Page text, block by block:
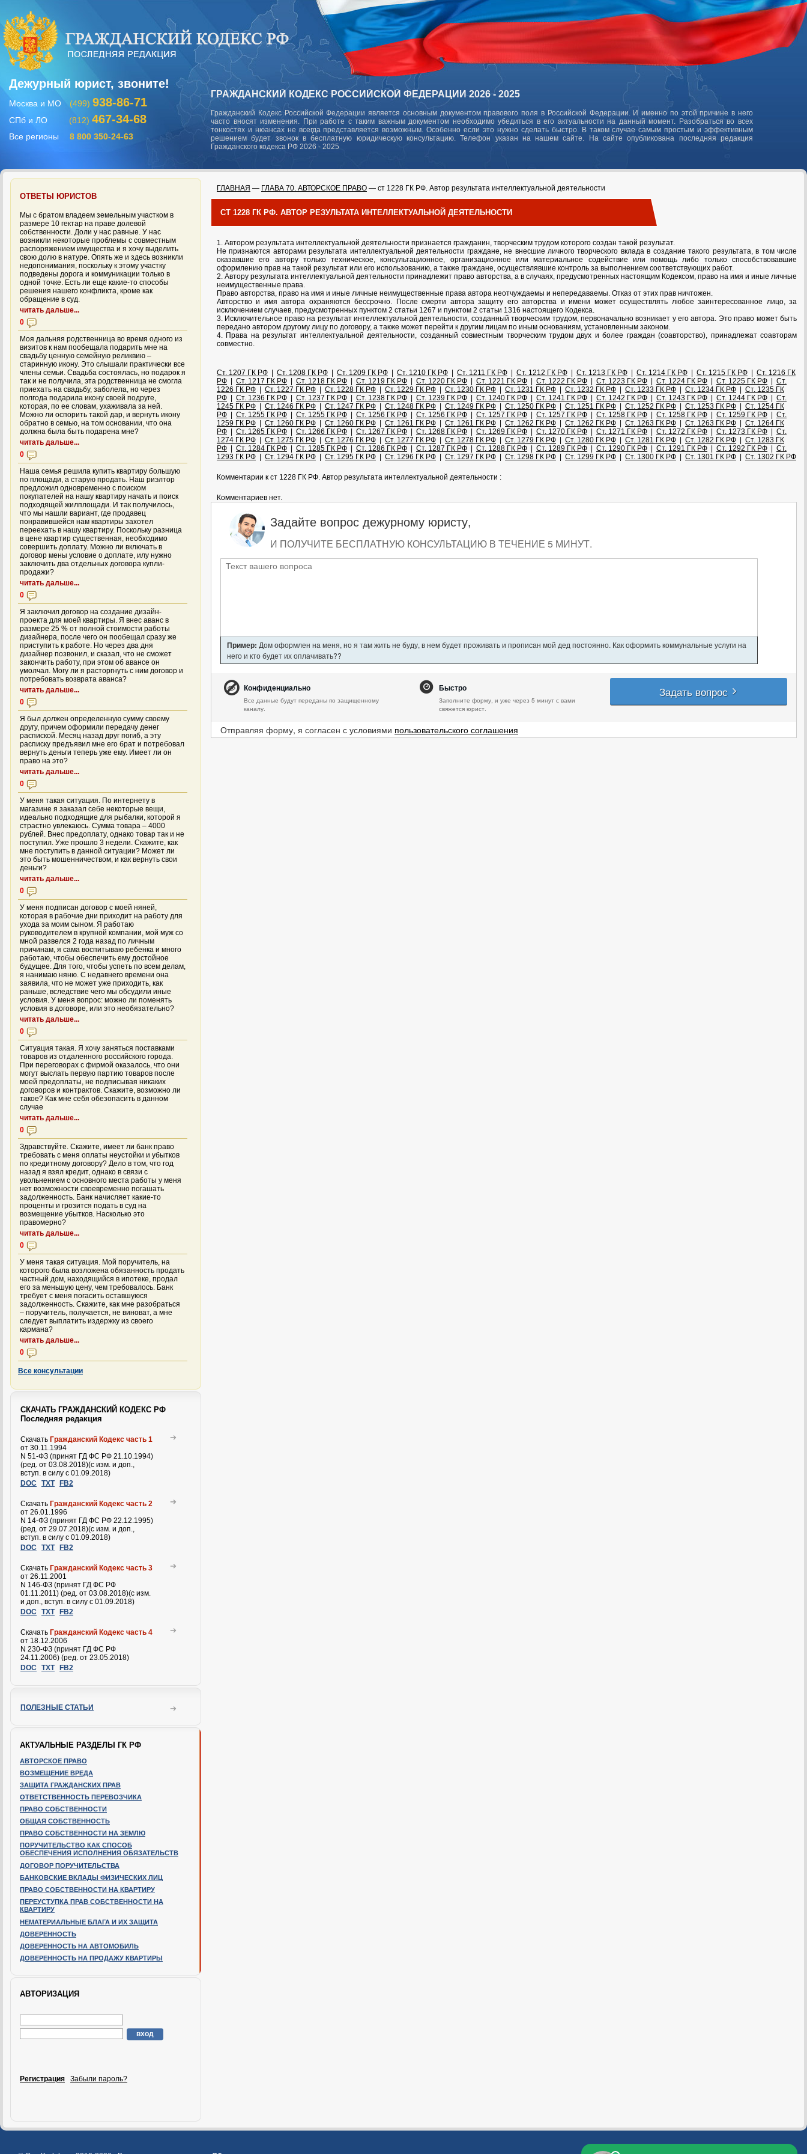
Дежурный юрист, звоните!
Москва и МО (499) 938-86-71
СПб и ЛО (812) 467-34-68
Все регионы 8 800 350-24-63
ГРАЖДАНСКИЙ КОДЕКС РОССИЙСКОЙ ФЕДЕРАЦИИ 2026 - 2025
Гражданский Кодекс Российской Федерации является основным документом правового поля в Российской Федерации. И именно по этой причине в него
часто вносят изменения. При работе с таким важным документом необходимо убедиться в его актуальности на данный момент. Разобраться во всех
тонкостях и нюансах не всегда представляется возможным. Особенно если это нужно сделать быстро. В таком случае самым простым и эффективным
решением будет звонок в бесплатную юридическую консультацию. Телефон указан на нашем сайте. На сайте опубликована последняя редакция
Гражданского кодекса РФ 2026 - 2025
ГЛАВНАЯ — ГЛАВА 70. АВТОРСКОЕ ПРАВО — ст 1228 ГК РФ. Автор результата интеллектуальной деятельности
СТ 1228 ГК РФ. АВТОР РЕЗУЛЬТАТА ИНТЕЛЛЕКТУАЛЬНОЙ ДЕЯТЕЛЬНОСТИ
1. Автором результата интеллектуальной деятельности признается гражданин, творческим трудом которого создан такой результат.
Не признаются авторами результата интеллектуальной деятельности граждане, не внесшие личного творческого вклада в создание такого результата, в том числе
оказавшие его автору только техническое, консультационное, организационное или материальное содействие или помощь либо только способствовавшие
оформлению прав на такой результат или его использованию, а также граждане, осуществлявшие контроль за выполнением соответствующих работ.
2. Автору результата интеллектуальной деятельности принадлежит право авторства, а в случаях, предусмотренных настоящим Кодексом, право на имя и иные личные
неимущественные права.
Право авторства, право на имя и иные личные неимущественные права автора неотчуждаемы и непередаваемы. Отказ от этих прав ничтожен.
Авторство и имя автора охраняются бессрочно. После смерти автора защиту его авторства и имени может осуществлять любое заинтересованное лицо, за
исключением случаев, предусмотренных пунктом 2 статьи 1267 и пунктом 2 статьи 1316 настоящего Кодекса.
3. Исключительное право на результат интеллектуальной деятельности, созданный творческим трудом, первоначально возникает у его автора. Это право может быть
передано автором другому лицу по договору, а также может перейти к другим лицам по иным основаниям, установленным законом.
4. Права на результат интеллектуальной деятельности, созданный совместным творческим трудом двух и более граждан (соавторство), принадлежат соавторам
совместно.
Ст. 1207 ГК РФ Ст. 1208 ГК РФ Ст. 1209 ГК РФ Ст. 1210 ГК РФ Ст. 1211 ГК РФ Ст. 1212 ГК РФ Ст. 1213 ГК РФ Ст. 1214 ГК РФ Ст. 1215 ГК РФ
Ст. 1216 ГК
РФ
Ст. 1217 ГК РФ Ст. 1218 ГК РФ Ст. 1219 ГК РФ Ст. 1220 ГК РФ Ст. 1221 ГК РФ Ст. 1222 ГК РФ Ст. 1223 ГК РФ Ст. 1224 ГК РФ Ст. 1225 ГК РФ
Ст.
1226 ГК РФ
Ст. 1227 ГК РФ Ст. 1228 ГК РФ Ст. 1229 ГК РФ Ст. 1230 ГК РФ Ст. 1231 ГК РФ Ст. 1232 ГК РФ Ст. 1233 ГК РФ Ст. 1234 ГК РФ
Ст. 1235 ГК
РФ
Ст. 1236 ГК РФ Ст. 1237 ГК РФ Ст. 1238 ГК РФ Ст. 1239 ГК РФ Ст. 1240 ГК РФ Ст. 1241 ГК РФ Ст. 1242 ГК РФ Ст. 1243 ГК РФ Ст. 1244 ГК РФ
Ст.
1245 ГК РФ
Ст. 1246 ГК РФ Ст. 1247 ГК РФ Ст. 1248 ГК РФ Ст. 1249 ГК РФ Ст. 1250 ГК РФ Ст. 1251 ГК РФ Ст. 1252 ГК РФ Ст. 1253 ГК РФ
Ст. 1254 ГК
РФ
Ст. 1255 ГК РФ Ст. 1255 ГК РФ Ст. 1256 ГК РФ Ст. 1256 ГК РФ Ст. 1257 ГК РФ Ст. 1257 ГК РФ Ст. 1258 ГК РФ Ст. 1258 ГК РФ Ст. 1259 ГК РФ
Ст.
1259 ГК РФ
Ст. 1260 ГК РФ Ст. 1260 ГК РФ Ст. 1261 ГК РФ Ст. 1261 ГК РФ Ст. 1262 ГК РФ Ст. 1262 ГК РФ Ст. 1263 ГК РФ Ст. 1263 ГК РФ
Ст. 1264 ГК
РФ
Ст. 1265 ГК РФ Ст. 1266 ГК РФ Ст. 1267 ГК РФ Ст. 1268 ГК РФ Ст. 1269 ГК РФ Ст. 1270 ГК РФ Ст. 1271 ГК РФ Ст. 1272 ГК РФ Ст. 1273 ГК РФ
Ст.
1274 ГК РФ
Ст. 1275 ГК РФ Ст. 1276 ГК РФ Ст. 1277 ГК РФ Ст. 1278 ГК РФ Ст. 1279 ГК РФ Ст. 1280 ГК РФ Ст. 1281 ГК РФ Ст. 1282 ГК РФ
Ст. 1283 ГК
РФ
Ст. 1284 ГК РФ Ст. 1285 ГК РФ Ст. 1286 ГК РФ Ст. 1287 ГК РФ Ст. 1288 ГК РФ Ст. 1289 ГК РФ Ст. 1290 ГК РФ Ст. 1291 ГК РФ Ст. 1292 ГК РФ
Ст.
1293 ГК РФ
Ст. 1294 ГК РФ Ст. 1295 ГК РФ Ст. 1296 ГК РФ Ст. 1297 ГК РФ Ст. 1298 ГК РФ Ст. 1299 ГК РФ Ст. 1300 ГК РФ Ст. 1301 ГК РФ Ст. 1302 ГК РФ
Комментарии к ст 1228 ГК РФ. Автор результата интеллектуальной деятельности :
Комментариев нет.
Задайте вопрос дежурному юристу,
И ПОЛУЧИТЕ БЕСПЛАТНУЮ КОНСУЛЬТАЦИЮ В ТЕЧЕНИЕ 5 МИНУТ.
Пример: Дом оформлен на меня, но я там жить не буду, в нем будет проживать и прописан мой дед постоянно. Как оформить коммунальные услуги на
него и кто будет их оплачивать??
Конфиденциально
Все данные будут переданы по защищенному
каналу.
Быстро
Заполните форму, и уже через 5 минут с вами
свяжется юрист.
Задать вопрос
Отправляя форму, я согласен с условиями пользовательского соглашения
ОТВЕТЫ ЮРИСТОВ
Мы с братом владеем земельным участком в
размере 10 гектар на праве долевой
собственности. Доли у нас равные. У нас
возникли некоторые проблемы с совместным
распоряжением имущества и я хочу выделить
свою долю в натуре. Опять же и здесь возникли
недопонимания, поскольку к этому участку
подведены дорога и коммуникации только в
одной точке. Есть ли еще какие-то способы
решения нашего конфликта, кроме как
обращение в суд.
читать дальше...
0
Моя дальняя родственница во время одного из
визитов к нам пообещала подарить мне на
свадьбу ценную семейную реликвию –
старинную икону. Это слышали практически все
члены семьи. Свадьба состоялась, но подарок я
так и не получила, эта родственница не смогла
приехать на свадьбу, заболела, но через
полгода подарила икону своей подруге,
которая, по ее словам, ухаживала за ней.
Можно ли оспорить такой дар, и вернуть икону
обратно в семью, на том основании, что она
должна была быть подарена мне?
читать дальше...
0
Наша семья решила купить квартиру большую
по площади, а старую продать. Наш риэлтор
предложил одновременно с поиском
покупателей на нашу квартиру начать и поиск
подходящей жилплощади. И так получилось,
что мы нашли вариант, где продавец
понравившейся нам квартиры захотел
переехать в нашу квартиру. Поскольку разница
в цене квартир существенная, необходимо
совершить доплату. Можно ли включать в
договор мены условие о доплате, илу нужно
заключить два отдельных договора купли-
продажи?
читать дальше...
0
Я заключил договор на создание дизайн-
проекта для моей квартиры. Я внес аванс в
размере 25 % от полной стоимости работы
дизайнера, после чего он пообещал сразу же
приступить к работе. Но через два дня
дизайнер позвонил, и сказал, что не сможет
закончить работу, при этом об авансе он
умолчал. Могу ли я расторгнуть с ним договор и
потребовать возврата аванса?
читать дальше...
0
Я был должен определенную сумму своему
другу, причем оформили передачу денег
распиской. Месяц назад друг погиб, а эту
расписку предъявил мне его брат и потребовал
вернуть деньги теперь уже ему. Имеет ли он
право на это?
читать дальше...
0
У меня такая ситуация. По интернету в
магазине я заказал себе некоторые вещи,
идеально подходящие для рыбалки, которой я
страстно увлекаюсь. Сумма товара – 4000
рублей. Внес предоплату, однако товар так и не
поступил. Уже прошло 3 недели. Скажите, как
мне поступить в данной ситуации? Может ли
это быть мошенничеством, и как вернуть свои
деньги?
читать дальше...
0
У меня подписан договор с моей няней,
которая в рабочие дни приходит на работу для
ухода за моим сыном. Я работаю
руководителем в крупной компании, мой муж со
мной развелся 2 года назад по личным
причинам, я сама воспитываю ребенка и много
работаю, чтобы обеспечить ему достойное
будущее. Для того, чтобы успеть по всем делам,
я нанимаю няню. С недавнего времени она
заявила, что не может уже приходить, как
раньше, вследствие чего мы обсудили иные
условия. У меня вопрос: можно ли поменять
условия в договоре, или это необязательно?
читать дальше...
0
Ситуация такая. Я хочу заняться поставками
товаров из отдаленного российского города.
При переговорах с фирмой оказалось, что они
могут выслать первую партию товаров после
моей предоплаты, не подписывая никаких
договоров и контрактов. Скажите, возможно ли
такое? Как мне себя обезопасить в данном
случае
читать дальше...
0
Здравствуйте. Скажите, имеет ли банк право
требовать с меня оплаты неустойки и убытков
по кредитному договору? Дело в том, что год
назад я взял кредит, однако в связи с
увольнением с основного места работы у меня
нет возможности своевременно погашать
задолженность. Банк начисляет какие-то
проценты и грозится подать в суд на
возмещение убытков. Насколько это
правомерно?
читать дальше...
0
У меня такая ситуация. Мой поручитель, на
которого была возложена обязанность продать
частный дом, находящийся в ипотеке, продал
его за меньшую цену, чем требовалось. Банк
требует с меня погасить оставшуюся
задолженность. Скажите, как мне разобраться
– поручитель, получается, не виноват, а мне
следует выплатить издержку из своего
кармана?
читать дальше...
0
Все консультации
СКАЧАТЬ ГРАЖДАНСКИЙ КОДЕКС РФ
Последняя редакция
Скачать Гражданский Кодекс часть 1
от 30.11.1994
N 51-ФЗ (принят ГД ФС РФ 21.10.1994)
(ред. от 03.08.2018)(с изм. и доп.,
вступ. в силу с 01.09.2018)
DOC TXT FB2
Скачать Гражданский Кодекс часть 2
от 26.01.1996
N 14-ФЗ (принят ГД ФС РФ 22.12.1995)
(ред. от 29.07.2018)(с изм. и доп.,
вступ. в силу с 01.09.2018)
DOC TXT FB2
Скачать Гражданский Кодекс часть 3
от 26.11.2001
N 146-ФЗ (принят ГД ФС РФ
01.11.2011) (ред. от 03.08.2018)(с изм.
и доп., вступ. в силу с 01.09.2018)
DOC TXT FB2
Скачать Гражданский Кодекс часть 4
от 18.12.2006
N 230-ФЗ (принят ГД ФС РФ
24.11.2006) (ред. от 23.05.2018)
DOC TXT FB2
ПОЛЕЗНЫЕ СТАТЬИ
АКТУАЛЬНЫЕ РАЗДЕЛЫ ГК РФ
АВТОРСКОЕ ПРАВО
ВОЗМЕЩЕНИЕ ВРЕДА
ЗАЩИТА ГРАЖДАНСКИХ ПРАВ
ОТВЕТСТВЕННОСТЬ ПЕРЕВОЗЧИКА
ПРАВО СОБСТВЕННОСТИ
ОБЩАЯ СОБСТВЕННОСТЬ
ПРАВО СОБСТВЕННОСТИ НА ЗЕМЛЮ
ПОРУЧИТЕЛЬСТВО КАК СПОСОБ
ОБЕСПЕЧЕНИЯ ИСПОЛНЕНИЯ ОБЯЗАТЕЛЬСТВ
ДОГОВОР ПОРУЧИТЕЛЬСТВА
БАНКОВСКИЕ ВКЛАДЫ ФИЗИЧЕСКИХ ЛИЦ
ПРАВО СОБСТВЕННОСТИ НА КВАРТИРУ
ПЕРЕУСТУПКА ПРАВ СОБСТВЕННОСТИ НА
КВАРТИРУ
НЕМАТЕРИАЛЬНЫЕ БЛАГА И ИХ ЗАЩИТА
ДОВЕРЕННОСТЬ
ДОВЕРЕННОСТЬ НА АВТОМОБИЛЬ
ДОВЕРЕННОСТЬ НА ПРОДАЖУ КВАРТИРЫ
АВТОРИЗАЦИЯ
Регистрация Забыли пароль?